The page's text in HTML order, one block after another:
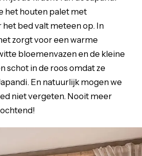
het houten palet met
bed valt meteen op. In
zorgt voor een warme
bloemenvazen en de kleine
schot in de roos omdat ze
En natuurlijk mogen we
niet vergeten. Nooit meer